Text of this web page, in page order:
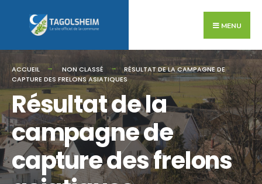
MENU
ACCUEIL NON CLASSÉ
RÉSULTAT DE LA CAMPAGNE DE
CAPTURE DES FRELONS ASIATIQUES
Résultat de la
campagne de
capture des frelons
for: